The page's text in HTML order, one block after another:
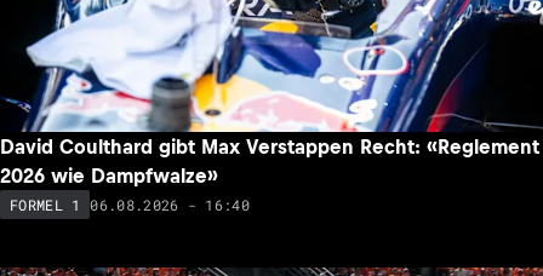
David Coulthard gibt Max Verstappen Recht: «Reglement
2026 wie Dampfwalze»
FORMEL 1 06.08.2026 - 16:40